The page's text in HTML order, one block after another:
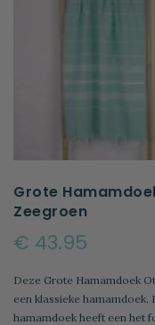
Grote
Zeegroen
€ 43.95
Deze Grote Hamamdoek
een klassieke
hamamdoek heeft een het